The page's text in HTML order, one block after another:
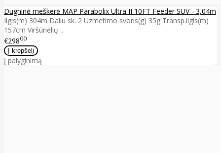
Dugninė meškerė MAP Parabolix Ultra II 10FT Feeder SUV - 3,04m
Ilgis(m) 304m Daliu sk. 2 Uzmetimo svoris(g) 35g Transp.ilgis(m)
157cm Viršūnėlių ..
€29800
Į palyginimą